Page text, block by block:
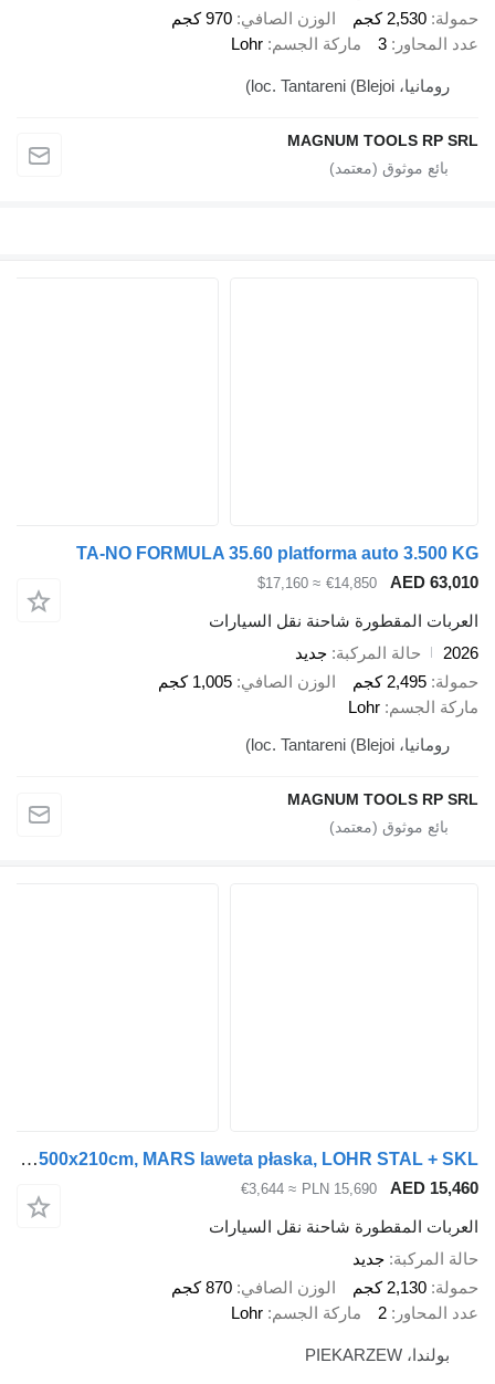
2,530 كجم
الوزن الصافي
970 كجم
3 ماركة الجسم Lohr
MAGNUM TOOLS
TA-NO FORMULA 35.60 platforma auto
€14,850
≈ $17,160
المقطورة شاحنة نقل السيارات
حالة المركبة جديد
2,495 كجم
الوزن الصافي
1,005 كجم
Lohr
MAGNUM TOOLS
Niewiadów BR-076A przyczepa 500x210cm, MARS laweta płaska, LOHR STAL + SKL
PLN 15,690
≈ €3,644
المقطورة شاحنة نقل السيارات
جديد
2,130 كجم
الوزن الصافي
870 كجم
2 ماركة الجسم Lohr